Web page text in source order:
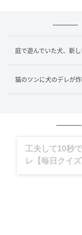
大きな愛で見守る
今日はまったり
最高に楽しい時
庭で遊んでいた犬、新
猫のツンに犬のデレが
グルメ、ギャ
めます。